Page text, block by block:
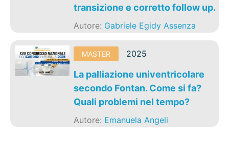
transizione e corretto follow up.
Autore: Gabriele Egidy Assenza
MASTER 2025
La palliazione univentricolare
secondo Fontan. Come si fa?
Quali problemi nel tempo?
Autore: Emanuela Angeli